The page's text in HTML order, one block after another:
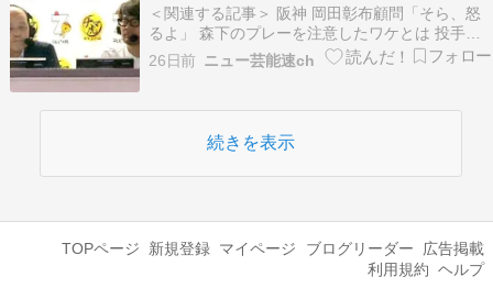
＜関連する記事＞ 阪神 岡田彰布顧問「そら、怒
るよ」 森下のプレーを注意したワケとは 投手の
気持ちを慮る「すごい気にするピッチャーもいて
るから」 「中日２－５阪神」（１４日、バンテリ
がテレビ大阪「ナマ虎スタジアム」で解説を務め
26日前 ニュー芸能速ch
続きを表示
TOPページ 新規登録 マイページ ブログリーダー
広告掲載
利用規約 ヘルプ